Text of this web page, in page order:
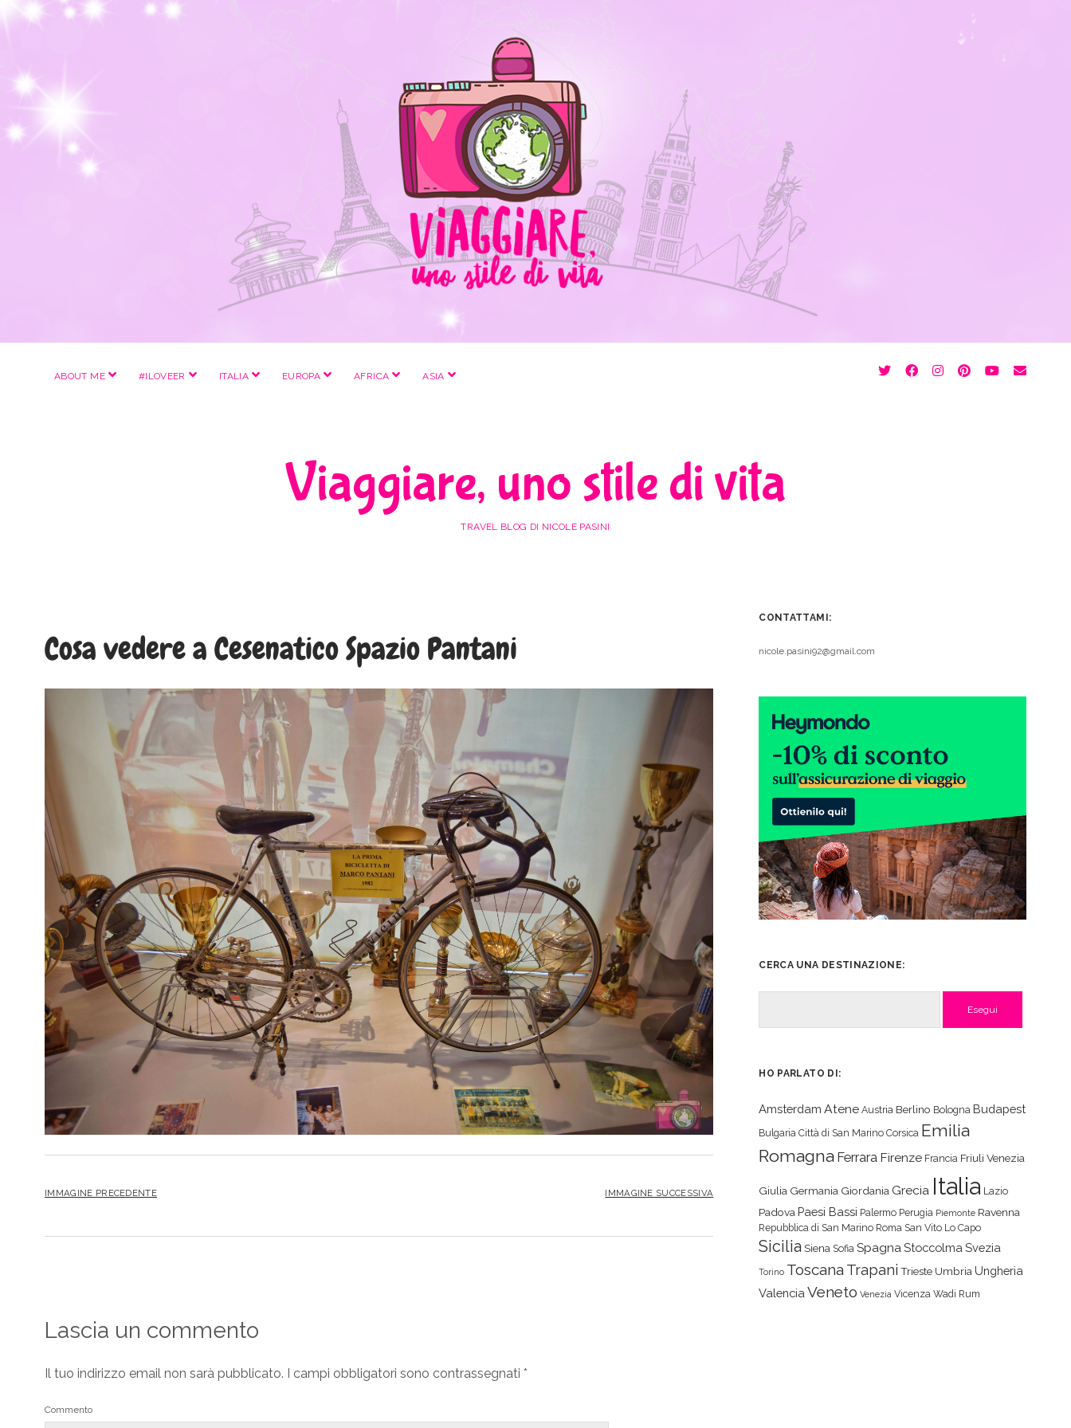
ABOUT ME apri
#ILOVEER apri
ITALIA apri
EUROPA apri
AFRICA apri
ASIA apri
twitterfacebookinstagram
pinterest
youtube
email
Viaggiare, uno stile di vita
TRAVEL BLOG DI NICOLE PASINI
Cosa vedere a Cesenatico Spazio Pantani
IMMAGINE PRECEDENTE IMMAGINE SUCCESSIVA
Lascia un commento
Il tuo indirizzo email non sarà pubblicato. I campi obbligatori sono contrassegnati *
Commento
CONTATTAMI:
nicole.pasini92@gmail.com
CERCA UNA DESTINAZIONE:
HO PARLATO DI:
Amsterdam Atene Austria Berlino Bologna Budapest
Bulgaria Città di San Marino Corsica Emilia
Romagna Ferrara Firenze Francia Friuli Venezia
Giulia Germania Giordania Grecia Italia Lazio
Padova Paesi Bassi Palermo Perugia Piemonte Ravenna
Repubblica di San Marino Roma San Vito Lo Capo
Sicilia Siena Sofia SpagnaStoccolma Svezia
Torino Toscana Trapani Trieste Umbria Ungheria
Valencia Veneto Venezia Vicenza Wadi Rum